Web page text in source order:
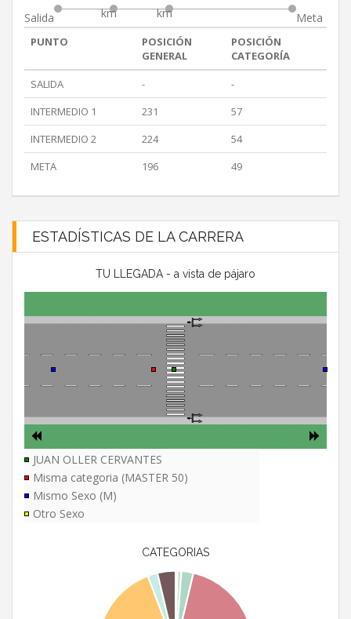
Salida
km
km
Meta
PUNTO
POSICIÓN
GENERAL
POSICIÓN
CATEGORÍA
SALIDA
-
-
INTERMEDIO 1
231
57
INTERMEDIO 2
224
54
META
196 49
ESTADÍSTICAS DE LA CARRERA
TU LLEGADA - a vista de pájaro
JUAN OLLER CERVANTES
Misma categoria (MASTER 50)
Mismo Sexo (M)
Otro Sexo
CATEGORIAS